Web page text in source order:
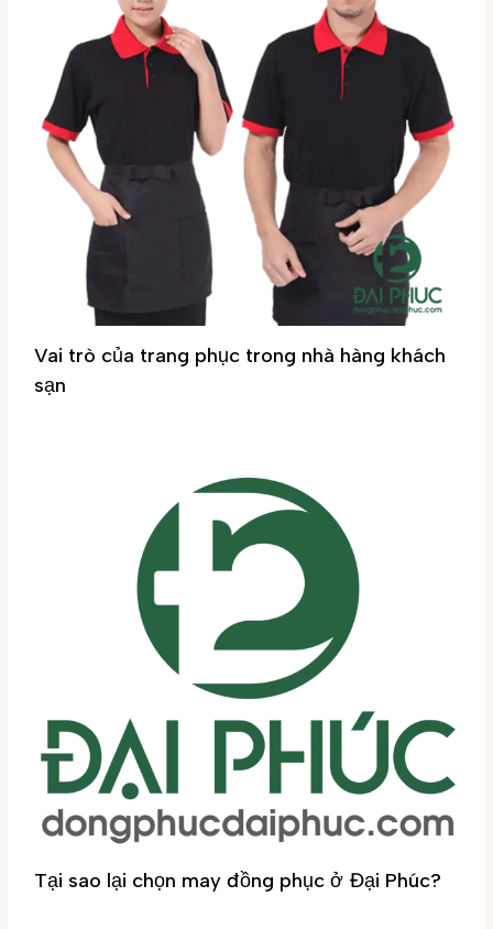
Vai trò của trang phục trong nhà hàng khách
sạn
Tại sao lại chọn may đồng phục ở Đại Phúc?